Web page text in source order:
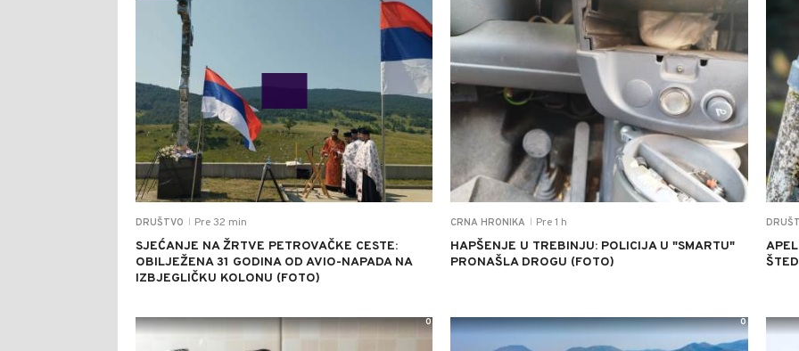
DRUŠTVO Pre 32 min
SJEĆANJE NA ŽRTVE PETROVAČKE CESTE:
OBILJEŽENA 31 GODINA OD AVIO-NAPADA NA
IZBJEGLIČKU KOLONU (FOTO)
CRNA HRONIKA Pre 1 h
HAPŠENJE U TREBINJU: POLICIJA U "SMARTU"
PRONAŠLA DROGU (FOTO)
0 0